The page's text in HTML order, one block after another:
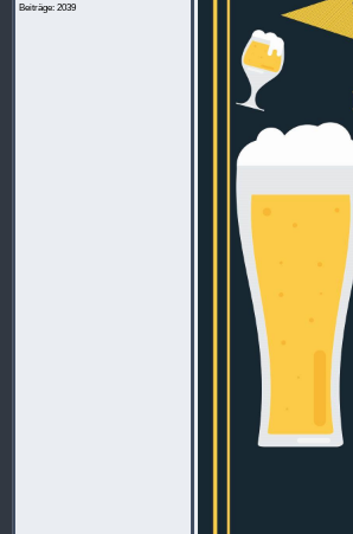
Beiträge: 2039